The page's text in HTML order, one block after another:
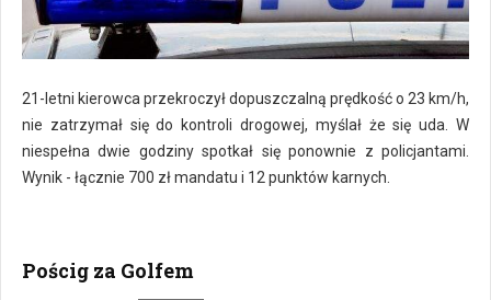
21-letni kierowca przekroczył dopuszczalną prędkość o 23 km/h,
nie zatrzymał się do kontroli drogowej, myślał że się uda. W
niespełna dwie godziny spotkał się ponownie z policjantami.
Wynik - łącznie 700 zł mandatu i 12 punktów karnych.
Pościg za Golfem